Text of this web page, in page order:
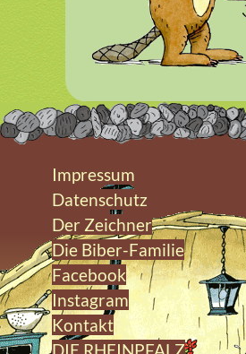
Impressum
Datenschutz
Der Zeichner
Die Biber-Familie
Facebook
Instagram
Kontakt
DIE RHEINPFALZ